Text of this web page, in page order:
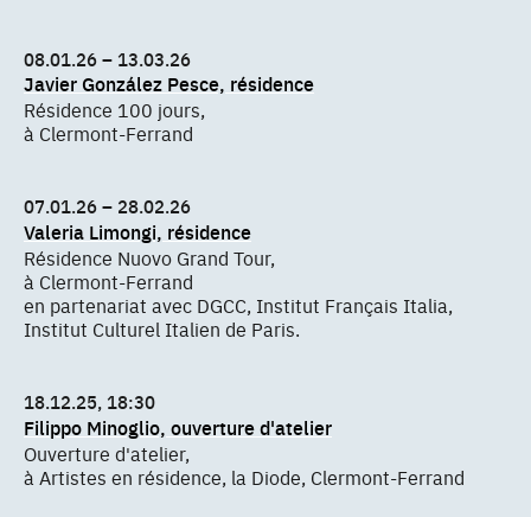
08.01.26 – 13.03.26
Javier González Pesce, résidence
Résidence 100 jours,
à Clermont-Ferrand
07.01.26 – 28.02.26
Valeria Limongi, résidence
Résidence Nuovo Grand Tour,
à Clermont-Ferrand
en partenariat avec DGCC, Institut Français Italia,
Institut Culturel Italien de Paris.
18.12.25, 18:30
Filippo Minoglio, ouverture d'atelier
Ouverture d'atelier,
à Artistes en résidence, la Diode, Clermont-Ferrand